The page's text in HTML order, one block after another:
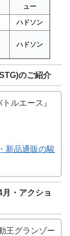
ュー
ハドソン
ハドソン
のご紹介
ルエース』
新品通販の駿
・アクショ
王グランゾー